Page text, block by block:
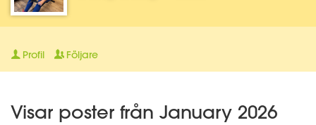
Profil Följare
Visar poster från January 2026